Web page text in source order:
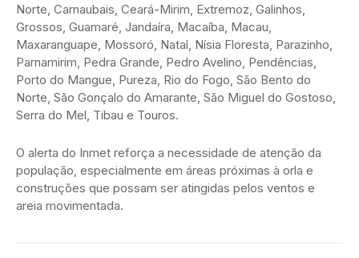
Norte, Carnaubais, Ceará-Mirim, Extremoz, Galinhos,
Grossos, Guamaré, Jandaíra, Macaíba, Macau,
Maxaranguape, Mossoró, Natal, Nísia Floresta, Parazinho,
Parnamirim, Pedra Grande, Pedro Avelino, Pendências,
Porto do Mangue, Pureza, Rio do Fogo, São Bento do
Norte, São Gonçalo do Amarante, São Miguel do Gostoso,
Serra do Mel, Tibau e Touros.
O alerta do Inmet reforça a necessidade de atenção da
população, especialmente em áreas próximas à orla e
construções que possam ser atingidas pelos ventos e
areia movimentada.